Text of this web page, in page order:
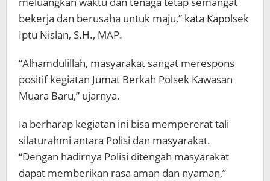
bekerja dan berusaha untuk maju,” kata Kapolsek
Iptu Nislan, S.H., MAP.
“Alhamdulillah, masyarakat sangat merespons
positif kegiatan Jumat Berkah Polsek Kawasan
Muara Baru,” ujarnya.
Ia berharap kegiatan ini bisa mempererat tali
silaturahmi antara Polisi dan masyarakat.
“Dengan hadirnya Polisi ditengah masyarakat
dapat memberikan rasa aman dan nyaman,”